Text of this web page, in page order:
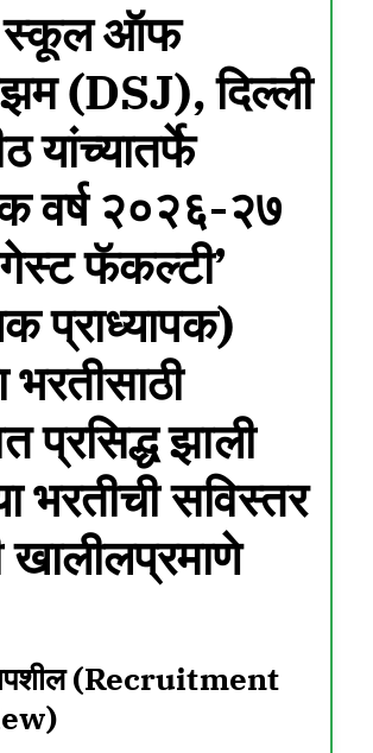
स्कूल ऑफ
(DSJ), दिल्ली
यांच्यातर्फे
वर्ष २०२६-२७
फॅकल्टी’
प्राध्यापक)
भरतीसाठी
प्रसिद्ध झाली
भरतीची सविस्तर
खालीलप्रमाणे
(Recruitment